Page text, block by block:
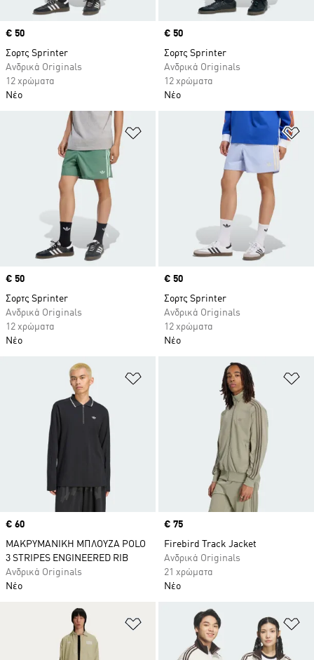
Price
€ 50
Σορτς Sprinter
Ανδρικά Originals
12 χρώματα
Νέο
Price
€ 50
Σορτς Sprinter
Ανδρικά Originals
12 χρώματα
Νέο
Προσθήκη στη Λίστα Επιθυμιών
Price
€ 50
Σορτς Sprinter
Ανδρικά Originals
12 χρώματα
Νέο
Price
€ 50
Σορτς Sprinter
Ανδρικά Originals
12 χρώματα
Νέο
Προσθήκη στη Λίστα Επιθυμιών
Price
€ 60
ΜΑΚΡΥΜΑΝΙΚΗ ΜΠΛΟΥΖΑ POLO
3 STRIPES ENGINEERED RIB
Ανδρικά Originals
Νέο
Price
€ 75
Firebird Track Jacket
Ανδρικά Originals
21 χρώματα
Νέο
Προσθήκη στη Λίστα Επιθυμιών